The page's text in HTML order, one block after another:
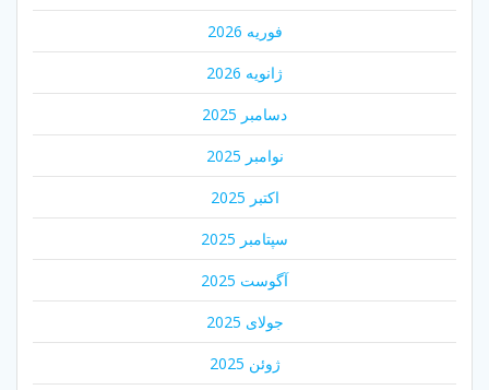
فوریه 2026
ژانویه 2026
دسامبر 2025
نوامبر 2025
اکتبر 2025
سپتامبر 2025
آگوست 2025
جولای 2025
ژوئن 2025